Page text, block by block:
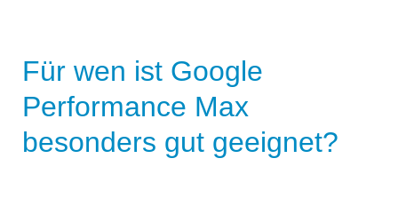
Für wen ist Google
Performance Max
besonders gut geeignet?